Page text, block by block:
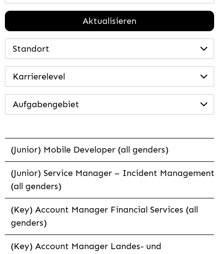
Aktualisieren
Standort
Karrierelevel
Aufgabengebiet
(Junior) Mobile Developer (all genders)
(Junior) Service Manager – Incident Management
(all genders)
(Key) Account Manager Financial Services (all
genders)
(Key) Account Manager Landes- und